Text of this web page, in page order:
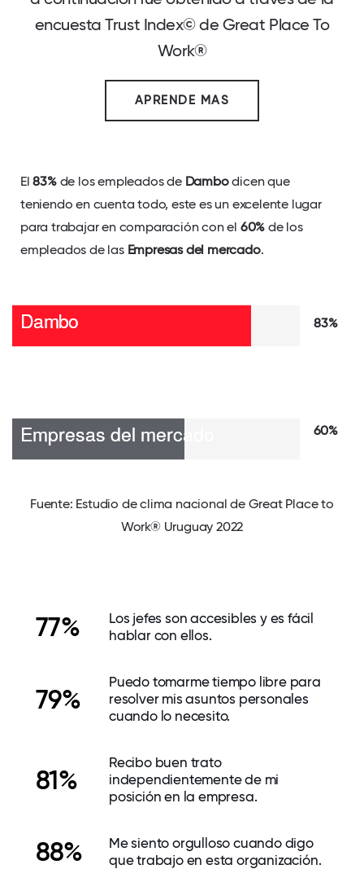
encuesta Trust Index© de Great Place To
Work®
APRENDE MAS
El83%de los empleados de Dambodicen que
teniendo en cuenta todo, este es un excelente lugar
para trabajar en comparación con el 60% de los
empleados de las Empresas del mercado.
83%
60%
Fuente: Estudio de clima nacional de Great Place to
Work® Uruguay 2022
77%
Los jefes son accesibles y es fácil
hablar con ellos.
79%
Puedo tomarme tiempo libre para
resolver mis asuntos personales
cuando lo necesito.
81%
Recibo buen trato
independientemente de mi
posición en la empresa.
88%
Me siento orgulloso cuando digo
que trabajo en esta organización.